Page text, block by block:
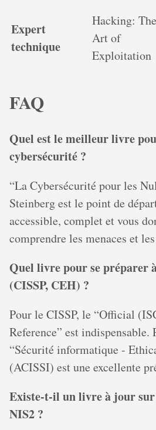
Expert
technique
Hacking: The
Art of
Exploitation
FAQ
Quel est le meilleur livre
cybersécurité ?
“La Cybersécurité pour les
Steinberg est le point de
accessible, complet et vous
comprendre les menaces et
Quel livre pour se préparer
(CISSP, CEH) ?
Pour le CISSP, le “Official
Reference” est
“Sécurité informatique -
(ACISSI) est une excellente
Existe-t-il un livre à jour
NIS2 ?